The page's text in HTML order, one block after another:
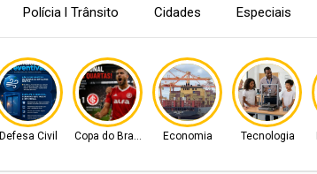
Polícia l Trânsito Cidades Especiais
Defesa Civil Copa do Brasil Economia Tecnologia